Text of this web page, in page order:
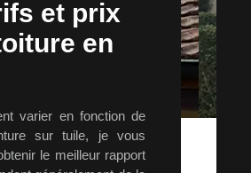
et prix
en
varier en fonction de
sur tuile, je vous
le meilleur rapport